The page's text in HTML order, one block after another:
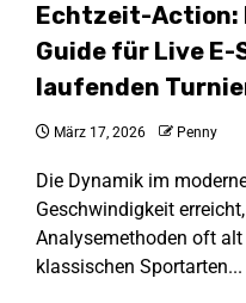
Echtzeit-Action:
Guide für Live E-
laufenden
März 17, 2026 Penny
Die Dynamik im
Geschwindigkeit
Analysemethoden oft
klassischen Sportarten...